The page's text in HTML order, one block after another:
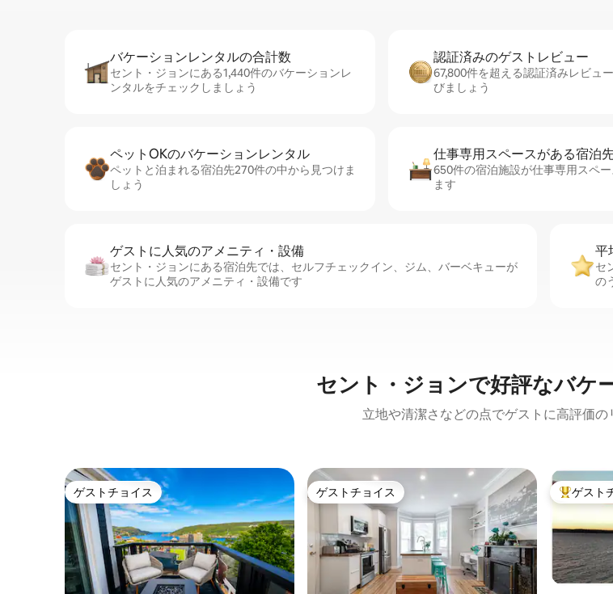
バケーションレ⁠ン⁠タ⁠ル⁠の合⁠計⁠数
セント・ジョンにある1,440件のバケーションレ
ンタルをチェックしましょう
認証済みのゲ⁠ス⁠ト⁠レ⁠ビ⁠ュ⁠ー
67,800件を超える認証済みレビュ
びましょう
ペットOKのバ⁠ケ⁠ー⁠シ⁠ョ⁠ンレ⁠ン⁠タ⁠ル
ペットと泊まれる宿泊先270件の中から見つけま
しょう
仕事専用ス⁠ペ⁠ー⁠スがあ⁠る宿⁠泊⁠
650件の宿泊施設が仕事専用スペ
ます
ゲストに人⁠気⁠のア⁠メ⁠ニ⁠テ⁠ィ・設⁠備
セント・ジョンにある宿泊先では、セ⁠ル⁠フチ⁠ェ⁠ッ⁠ク⁠イ⁠ン、ジム、バーベキューが
ゲストに人気のアメニティ・設備です
平
セ
の
セント・ジョンで好評なバケ
立地や清潔さなどの点でゲストに高評価の
ゲストチョイス
ゲストチョイス ゲストチョイス
ゲストチョイス 大好評の
ゲスト